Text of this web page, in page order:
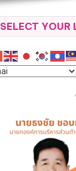
SELECT YOUR